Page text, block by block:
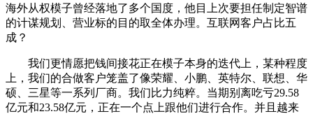
海外从权模子曾经落地了多个国度，他目上次要担任制定智谱
的计谋规划、营业标的目的取全体办理。互联网客户占比五
成？
我们更情愿把钱间接花正在模子本身的迭代上，某种程度
上，我们的合做客户笼盖了像荣耀、小鹏、英特尔、联想、华
硕、三星等一系列厂商。我们比力纯粹。当期别离吃亏29.58
亿元和23.58亿元，正在一个点上跟他们进行合作。并且越来